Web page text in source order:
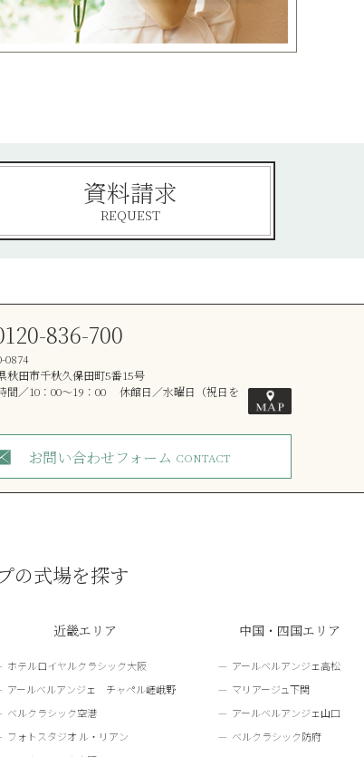
資料請求
REQUEST
836-700
0874
秋田市千秋久保田町5番15号
間／10：00～19：00 休館日／水曜日（祝日を
お問い合わせフォーム CONTACT
の式場を探す
近畿エリア
ホテルロイヤルクラシック大阪
アールベルアンジェ チャペル嵯峨野
ベルクラシック空港
フォトスタジオ ル・リアン
中国・四国エリア
アールベルアンジェ高松
マリアージュ下関
アールベルアンジェ山口
ベルクラシック防府